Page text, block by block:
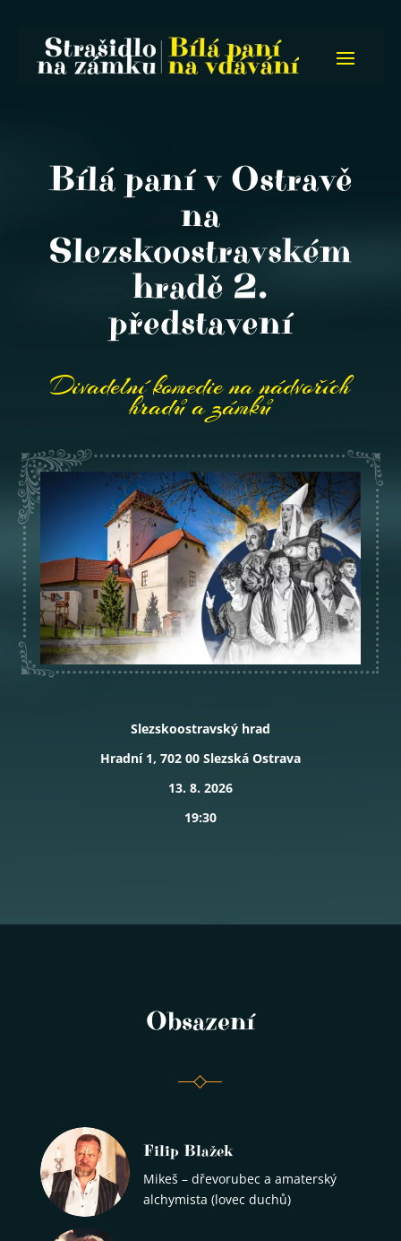
Bílá paní v Ostravě
na
Slezskoostravském
hradě 2.
představení
Divadelní komedie na nádvořích
hradů a zámků
Slezskoostravský hrad
Hradní 1, 702 00 Slezská Ostrava
13. 8. 2026
19:30
Obsazení
Filip Blažek
Mikeš – dřevorubec a amaterský
alchymista (lovec duchů)